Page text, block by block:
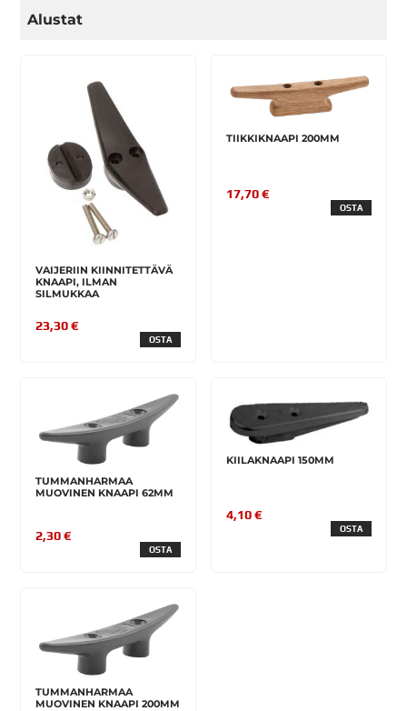
Alustat
VAIJERIIN KIINNITETTÄVÄ
KNAAPI, ILMAN
SILMUKKAA
23,30 €
OSTA
TIIKKIKNAAPI 200MM
17,70 €
OSTA
TUMMANHARMAA
MUOVINEN KNAAPI 62MM
2,30 €
OSTA
KIILAKNAAPI 150MM
4,10 €
OSTA
TUMMANHARMAA
MUOVINEN KNAAPI 200MM